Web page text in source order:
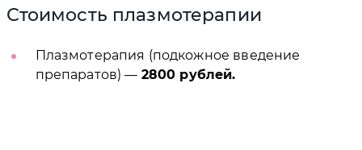
Стоимость плазмотерапии
Плазмотерапия (подкожное введение
препаратов) — 2800 рублей.